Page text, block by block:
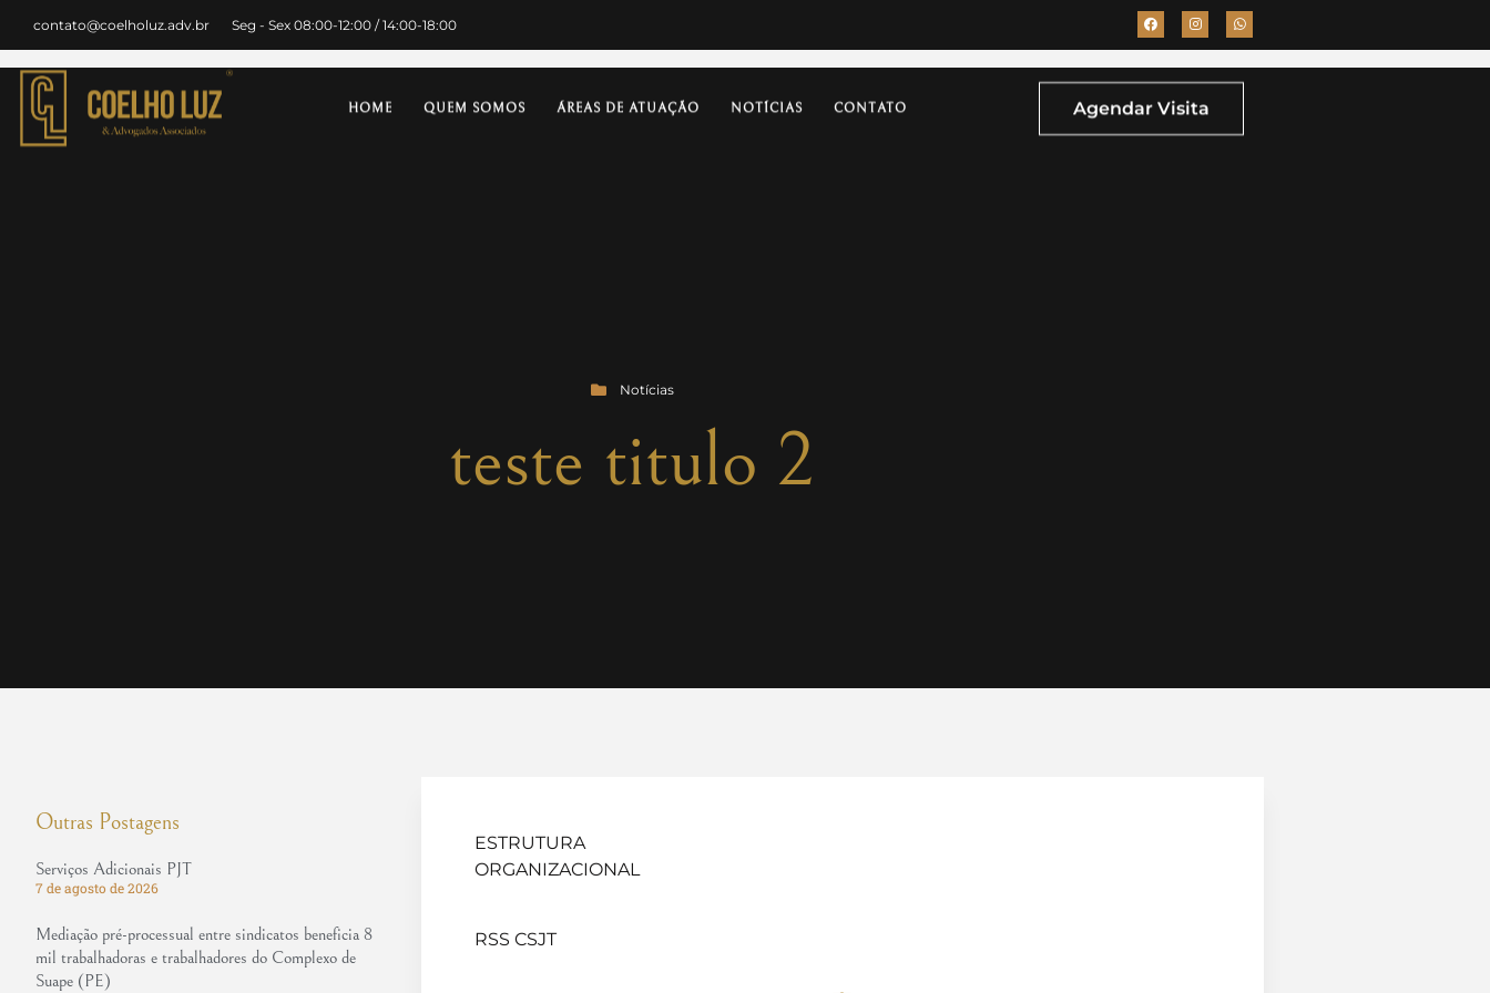
contato@coelholuz.adv.br Seg - Sex 08:00-12:00 / 14:00-18:00
HOME QUEM SOMOS ÁREAS DE ATUAÇÃO NOTÍCIAS CONTATO Agendar Visita
Notícias
teste titulo 2
Outras Postagens
Serviços Adicionais PJT
7 de agosto de 2026
Mediação pré-processual entre sindicatos beneficia 8
mil trabalhadoras e trabalhadores do Complexo de
Suape (PE)
ESTRUTURA
ORGANIZACIONAL
RSS CSJT